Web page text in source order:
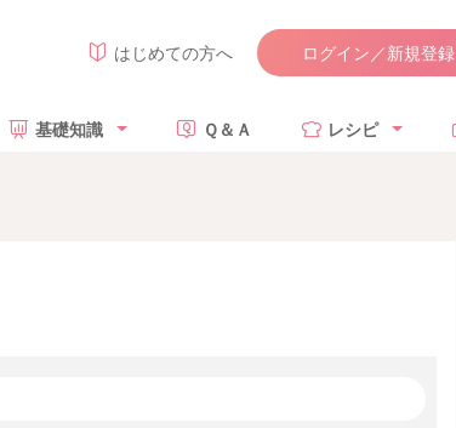
はじめての方へ ログイン／新規登録
基礎知識 Ｑ＆Ａ レシピ